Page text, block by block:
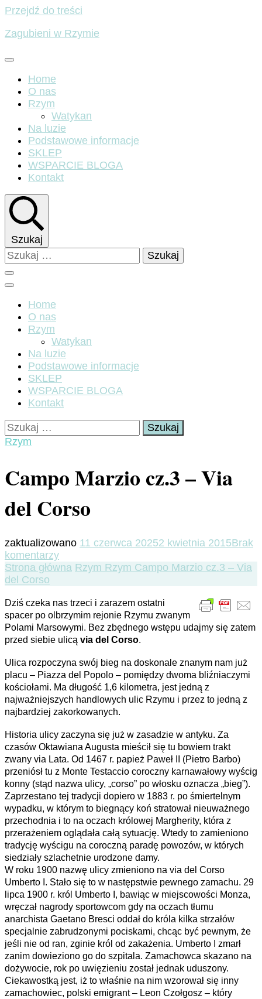
Przejdź do treści
Zagubieni w Rzymie
Home
O nas
Rzym
Watykan
Na luzie
Podstawowe informacje
SKLEP
WSPARCIE BLOGA
Kontakt
Szukaj
Szukaj:
Home
O nas
Rzym
Watykan
Na luzie
Podstawowe informacje
SKLEP
WSPARCIE BLOGA
Kontakt
Szukaj:
Rzym
Campo Marzio cz.3 – Via
del Corso
zaktualizowano 11 czerwca 20252 kwietnia 2015Brak
komentarzydo
Campo
–
Via
del
Corso
Strona główna Rzym Rzym Campo Marzio cz.3 – Via
del Corso
Dziś czeka nas trzeci i zarazem ostatni
spacer po olbrzymim rejonie Rzymu zwanym
Polami Marsowymi. Bez zbędnego wstępu udajmy się zatem
przed siebie ulicą via del Corso.
Ulica rozpoczyna swój bieg na doskonale znanym nam już
placu – Piazza del Popolo – pomiędzy dwoma bliźniaczymi
kościołami. Ma długość 1,6 kilometra, jest jedną z
najważniejszych handlowych ulic Rzymu i przez to jedną z
najbardziej zakorkowanych.
Historia ulicy zaczyna się już w zasadzie w antyku. Za
czasów Oktawiana Augusta mieścił się tu bowiem trakt
zwany via Lata. Od 1467 r. papież Paweł II (Pietro Barbo)
przeniósł tu z Monte Testaccio coroczny karnawałowy wyścig
konny (stąd nazwa ulicy, „corso” po włosku oznacza „bieg”).
Zaprzestano tej tradycji dopiero w 1883 r. po śmiertelnym
wypadku, w którym to biegnący koń stratował nieuważnego
przechodnia i to na oczach królowej Margherity, która z
przerażeniem oglądała całą sytuację. Wtedy to zamieniono
tradycję wyścigu na coroczną paradę powozów, w których
siedziały szlachetnie urodzone damy.
W roku 1900 nazwę ulicy zmieniono na via del Corso
Umberto I. Stało się to w następstwie pewnego zamachu. 29
lipca 1900 r. król Umberto I, bawiąc w miejscowości Monza,
wręczał nagrody sportowcom gdy na oczach tłumu
anarchista Gaetano Bresci oddał do króla kilka strzałów
specjalnie zabrudzonymi pociskami, chcąc być pewnym, że
jeśli nie od ran, zginie król od zakażenia. Umberto I zmarł
zanim dowieziono go do szpitala. Zamachowca skazano na
dożywocie, rok po uwięzieniu został jednak uduszony.
Ciekawostką jest, iż to właśnie na nim wzorował się inny
zamachowiec, polski emigrant – Leon Czołgosz – który